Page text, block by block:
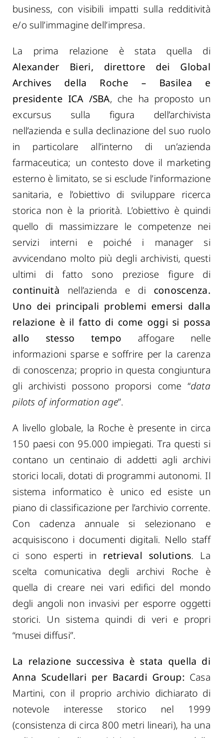
business, con visibili impatti sulla redditività
e/o sull’immagine dell’impresa.
La prima relazione è stata quella di
Alexander Bieri, direttore dei Global
Archives della Roche – Basilea e
presidente ICA /SBA, che ha proposto un
excursus sulla figura dell’archivista
nell’azienda e sulla declinazione del suo ruolo
in particolare all’interno di un’azienda
farmaceutica; un contesto dove il marketing
esterno è limitato, se si esclude l’informazione
sanitaria, e l’obiettivo di sviluppare ricerca
storica non è la priorità. L’obiettivo è quindi
quello di massimizzare le competenze nei
servizi interni e poiché i manager si
avvicendano molto più degli archivisti, questi
ultimi di fatto sono preziose figure di
continuità nell’azienda e di conoscenza.
Uno dei principali problemi emersi dalla
relazione è il fatto di come oggi si possa
allo stesso tempo affogare nelle
informazioni sparse e soffrire per la carenza
di conoscenza; proprio in questa congiuntura
gli archivisti possono proporsi come “data
pilots of information age”.
A livello globale, la Roche è presente in circa
150 paesi con 95.000 impiegati. Tra questi si
contano un centinaio di addetti agli archivi
storici locali, dotati di programmi autonomi. Il
sistema informatico è unico ed esiste un
piano di classificazione per l’archivio corrente.
Con cadenza annuale si selezionano e
acquisiscono i documenti digitali. Nello staff
ci sono esperti in retrieval solutions. La
scelta comunicativa degli archivi Roche è
quella di creare nei vari edifici del mondo
degli angoli non invasivi per esporre oggetti
storici. Un sistema quindi di veri e propri
“musei diffusi”.
La relazione successiva è stata quella di
Anna Scudellari per Bacardi Group: Casa
Martini, con il proprio archivio dichiarato di
notevole interesse storico nel 1999
(consistenza di circa 800 metri lineari), ha una